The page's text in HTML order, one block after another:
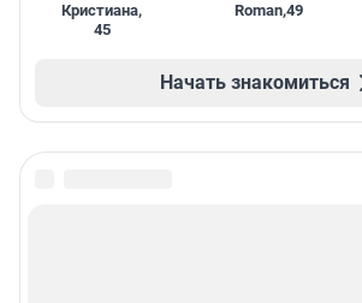
Кристиана,
45
Roman,49
Начать знакомиться